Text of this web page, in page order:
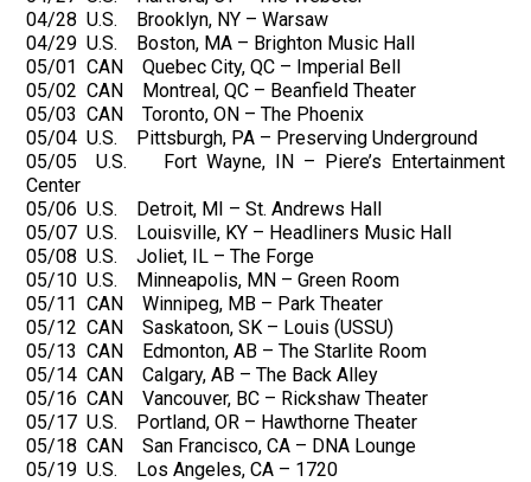
04/28 U.S. Brooklyn, NY – Warsaw
04/29 U.S. Boston, MA – Brighton Music Hall
05/01 CAN Quebec City, QC – Imperial Bell
05/02 CAN Montreal, QC – Beanfield Theater
05/03 CAN Toronto, ON – The Phoenix
05/04 U.S. Pittsburgh, PA – Preserving Underground
05/05 U.S. Fort Wayne, IN – Piere’s Entertainment
Center
05/06 U.S. Detroit, MI – St. Andrews Hall
05/07 U.S. Louisville, KY – Headliners Music Hall
05/08 U.S. Joliet, IL – The Forge
05/10 U.S. Minneapolis, MN – Green Room
05/11 CAN Winnipeg, MB – Park Theater
05/12 CAN Saskatoon, SK – Louis (USSU)
05/13 CAN Edmonton, AB – The Starlite Room
05/14 CAN Calgary, AB – The Back Alley
05/16 CAN Vancouver, BC – Rickshaw Theater
05/17 U.S. Portland, OR – Hawthorne Theater
05/18 CAN San Francisco, CA – DNA Lounge
05/19 U.S. Los Angeles, CA – 1720